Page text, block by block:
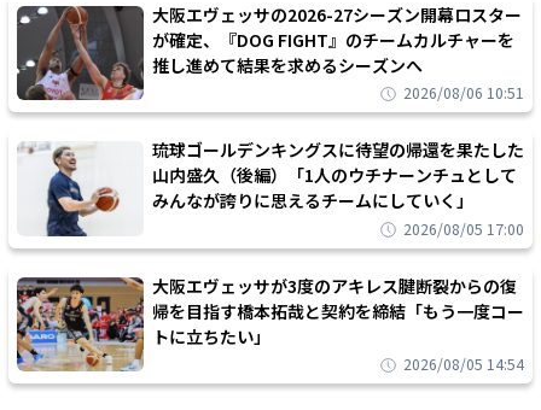
大阪エヴェッサの2026-27シーズン開幕ロスター
が確定、『DOG FIGHT』のチームカルチャーを
推し進めて結果を求めるシーズンへ
2026/08/06 10:51
琉球ゴールデンキングスに待望の帰還を果たした
山内盛久（後編）「1人のウチナーンチュとして
みんなが誇りに思えるチームにしていく」
2026/08/05 17:00
大阪エヴェッサが3度のアキレス腱断裂からの復
帰を目指す橋本拓哉と契約を締結「もう一度コー
トに立ちたい」
2026/08/05 14:54